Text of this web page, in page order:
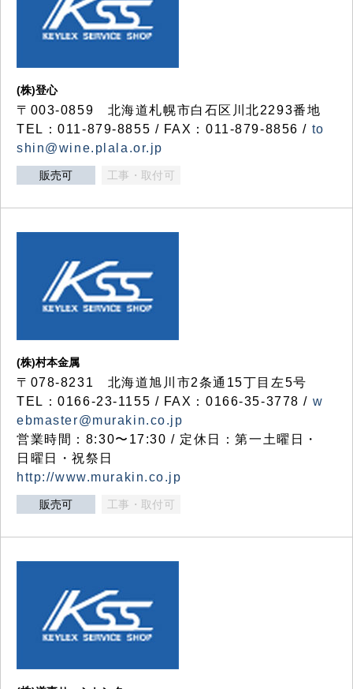
(株)登心
〒003-0859 北海道札幌市白石区川北2293番地
TEL：011-879-8855 / FAX：011-879-8856 / to
shin@wine.plala.or.jp
販売可 工事・取付可
(株)村本金属
〒078-8231 北海道旭川市2条通15丁目左5号
TEL：0166-23-1155 / FAX：0166-35-3778 / w
ebmaster@murakin.co.jp
営業時間：8:30〜17:30 / 定休日：第一土曜日・
日曜日・祝祭日
http://www.murakin.co.jp
販売可 工事・取付可